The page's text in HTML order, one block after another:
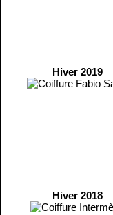
Hiver 2019
Hiver 2018